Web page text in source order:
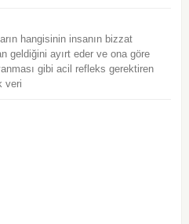
hangisinin insanın bizzat
geldiğini ayırt eder ve ona göre
gibi acil refleks gerektiren
veri